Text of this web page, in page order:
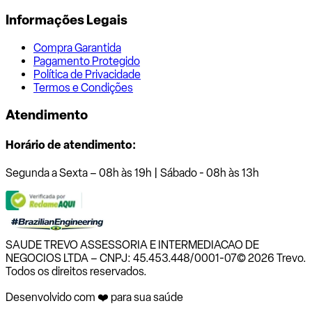
Informações Legais
Compra Garantida
Pagamento Protegido
Política de Privacidade
Termos e Condições
Atendimento
Horário de atendimento:
Segunda a Sexta – 08h às 19h | Sábado - 08h às 13h
SAUDE TREVO ASSESSORIA E INTERMEDIACAO DE
NEGOCIOS LTDA – CNPJ: 45.453.448/0001-07© 2026 Trevo.
Todos os direitos reservados.
Desenvolvido com ❤️ para sua saúde